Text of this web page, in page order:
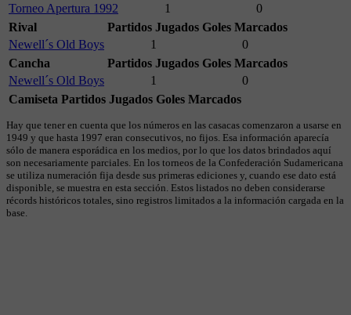
Torneo Apertura 1992
1
0
Rival
Partidos Jugados Goles Marcados
Newell´s Old Boys
1
0
Cancha
Partidos Jugados Goles Marcados
Newell´s Old Boys
1
0
Camiseta Partidos Jugados Goles Marcados
Hay que tener en cuenta que los números en las casacas comenzaron a usarse en
1949 y que hasta 1997 eran consecutivos, no fijos. Esa información aparecía
sólo de manera esporádica en los medios, por lo que los datos brindados aquí
son necesariamente parciales. En los torneos de la Confederación Sudamericana
se utiliza numeración fija desde sus primeras ediciones y, cuando ese dato está
disponible, se muestra en esta sección. Estos listados no deben considerarse
récords históricos totales, sino registros limitados a la información cargada en la
base.